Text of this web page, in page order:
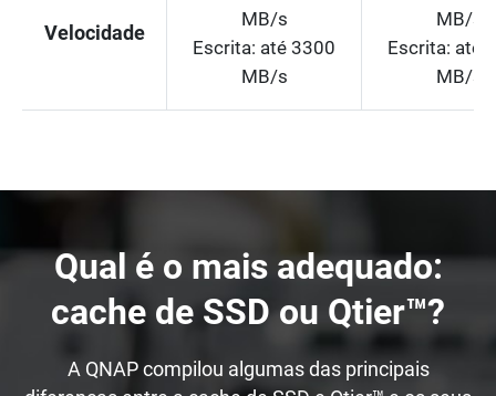
Velocidade
MB/s
Escrita: até 3300
MB/s
MB/s
Escrita: até
MB/s
Qual é o mais adequado:
cache de SSD ou Qtier™?
A QNAP compilou algumas das principais